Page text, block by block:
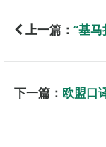
上一篇： “基
下一篇： 欧盟口